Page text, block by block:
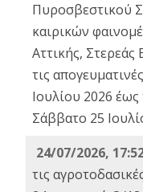
Πυροσβεστικού
καιρικών
Αττικής, Στερεάς
τις
Ιουλίου 2026
Σάββατο 25
24/07/2026,
τις